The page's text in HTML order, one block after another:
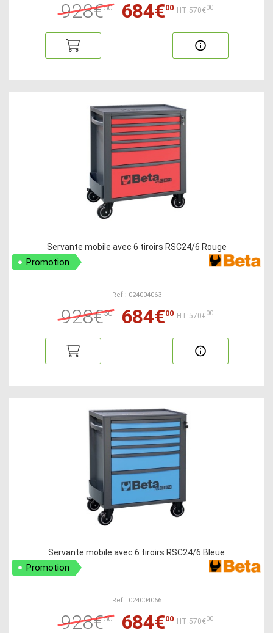
928€50 684€00 HT:570€00
Servante mobile avec 6 tiroirs RSC24/6 Rouge
Promotion
Ref : 024004063
928€50 684€00 HT:570€00
Servante mobile avec 6 tiroirs RSC24/6 Bleue
Promotion
Ref : 024004066
928€50 684€00 HT:570€00